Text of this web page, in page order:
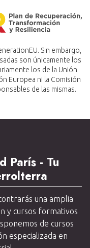
Sin embargo,
son únicamente los
los de la Unión
Europea ni la Comisión
de las mismas.
París - Tu
una amplia
y cursos formativos
de cursos
especializada en